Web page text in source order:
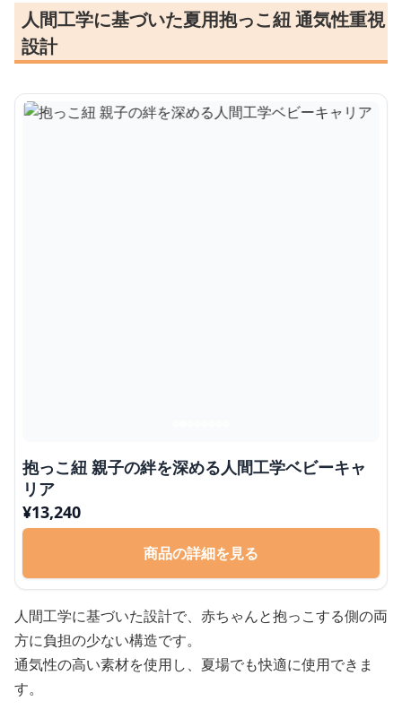
人間工学に基づいた夏用抱っこ紐 通気性重視
設計
抱っこ紐 親子の絆を深める人間工学ベビーキャ
リア
¥13,240
商品の詳細を見る
人間工学に基づいた設計で、赤ちゃんと抱っこする側の両
方に負担の少ない構造です。
通気性の高い素材を使用し、夏場でも快適に使用できま
す。